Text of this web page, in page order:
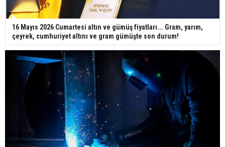
16 Mayıs 2026 Cumartesi altın ve gümüş fiyatları... Gram, yarım,
çeyrek, cumhuriyet altını ve gram gümüşte son durum!